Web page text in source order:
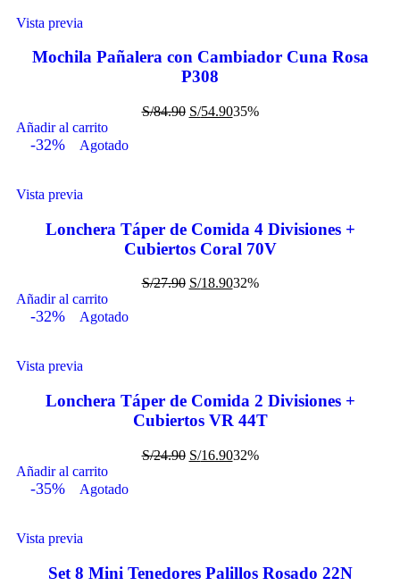
Vista previa
Mochila Pañalera con Cambiador Cuna Rosa
P308
S/84.90 S/54.9035%
Añadir al carrito
-32% Agotado
Vista previa
Lonchera Táper de Comida 4 Divisiones +
Cubiertos Coral 70V
S/27.90 S/18.9032%
Añadir al carrito
-32% Agotado
Vista previa
Lonchera Táper de Comida 2 Divisiones +
Cubiertos VR 44T
S/24.90 S/16.9032%
Añadir al carrito
-35% Agotado
Vista previa
Set 8 Mini Tenedores Palillos Rosado 22N